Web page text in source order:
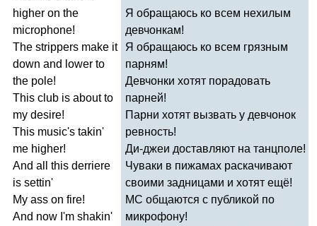
higher on the
microphone!
The strippers make it
down and lower to
the pole!
This club is about to
my desire!
This music's takin'
me higher!
And all this derriere
is settin'
My ass on fire!
And now I'm shakin'
Я обращаюсь ко всем нехилым
девчонкам!
Я обращаюсь ко всем грязным
парням!
Девчонки хотят порадовать
парней!
Парни хотят вызвать у девчонок
ревность!
Ди-джеи доставляют на танцполе!
Чуваки в пижамах раскачивают
своими задницами и хотят ещё!
МС общаются с публикой по
микрофону!